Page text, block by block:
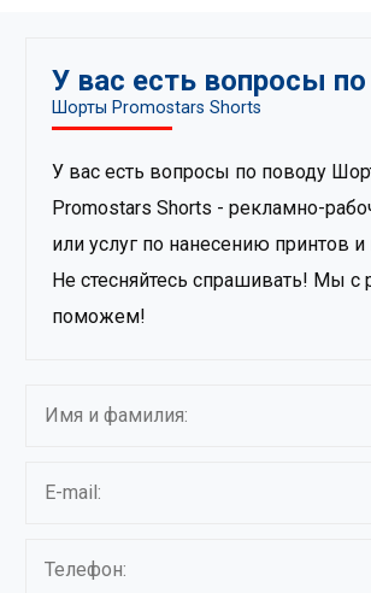
У вас есть вопросы
Шорты Promostars Shorts
У вас есть вопросы по поводу
Promostars Shorts - рекламно-
или услуг по нанесению принтов
Не стесняйтесь спрашивать! Мы с
поможем!